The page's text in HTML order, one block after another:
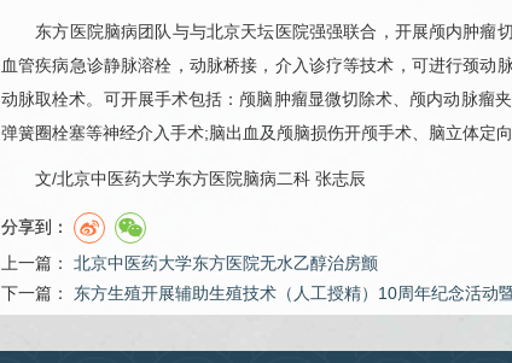
东方医院脑病团队与与北京天坛医院强强联合，开展颅内肿瘤
血管疾病急诊静脉溶栓，动脉桥接，介入诊疗等技术，可进行颈
动脉取栓术。可开展手术包括：颅脑肿瘤显微切除术、颅内动脉瘤
弹簧圈栓塞等神经介入手术;脑出血及颅脑损伤开颅手术、脑立体定
文/北京中医药大学东方医院脑病二科 张志辰
分享到：
上一篇：
北京中医药大学东方医院无水乙醇治房颤
下一篇：
东方生殖开展辅助生殖技术（人工授精）10周年纪念活动